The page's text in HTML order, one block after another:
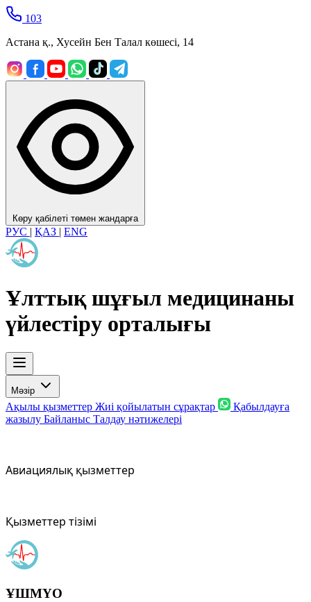
103
Астана қ., Хусейн Бен Талал көшесі, 14
Көру қабілеті төмен жандарға
РУС | ҚАЗ | ENG
Ұлттық шұғыл медицинаны
үйлестіру орталығы
Мәзір
Ақылы қызметтер Жиі қойылатын сұрақтар
Қабылдауға
жазылу Байланыс Талдау нәтижелері
Авиациялық қызметтер
Қызметтер тізімі
ҰШМҮО